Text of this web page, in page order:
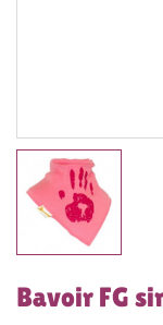
Bavoir FG